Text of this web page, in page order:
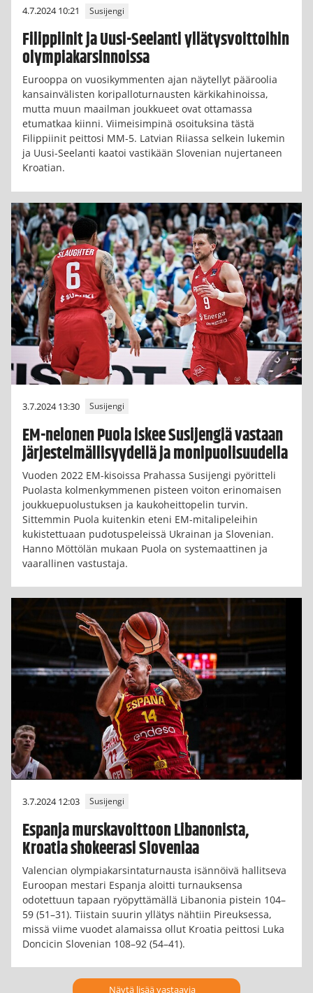
4.7.2024 10:21 Susijengi
Filippiinit ja Uusi-Seelanti yllätysvoittoihin
olympiakarsinnoissa
Eurooppa on vuosikymmenten ajan näytellyt pääroolia
kansainvälisten koripalloturnausten kärkikahinoissa,
mutta muun maailman joukkueet ovat ottamassa
etumatkaa kiinni. Viimeisimpinä osoituksina tästä
Filippiinit peittosi MM-5. Latvian Riiassa selkein lukemin
ja Uusi-Seelanti kaatoi vastikään Slovenian nujertaneen
Kroatian.
3.7.2024 13:30 Susijengi
EM-nelonen Puola iskee Susijengiä vastaan
järjestelmällisyydellä ja monipuolisuudella
Vuoden 2022 EM-kisoissa Prahassa Susijengi pyöritteli
Puolasta kolmenkymmenen pisteen voiton erinomaisen
joukkuepuolustuksen ja kaukoheittopelin turvin.
Sittemmin Puola kuitenkin eteni EM-mitalipeleihin
kukistettuaan pudotuspeleissä Ukrainan ja Slovenian.
Hanno Möttölän mukaan Puola on systemaattinen ja
vaarallinen vastustaja.
3.7.2024 12:03 Susijengi
Espanja murskavoittoon Libanonista,
Kroatia shokeerasi Sloveniaa
Valencian olympiakarsintaturnausta isännöivä hallitseva
Euroopan mestari Espanja aloitti turnauksensa
odotettuun tapaan ryöpyttämällä Libanonia pistein 104–
59 (51–31). Tiistain suurin yllätys nähtiin Pireuksessa,
missä viime vuodet alamaissa ollut Kroatia peittosi Luka
Doncicin Slovenian 108–92 (54–41).
Näytä lisää vastaavia